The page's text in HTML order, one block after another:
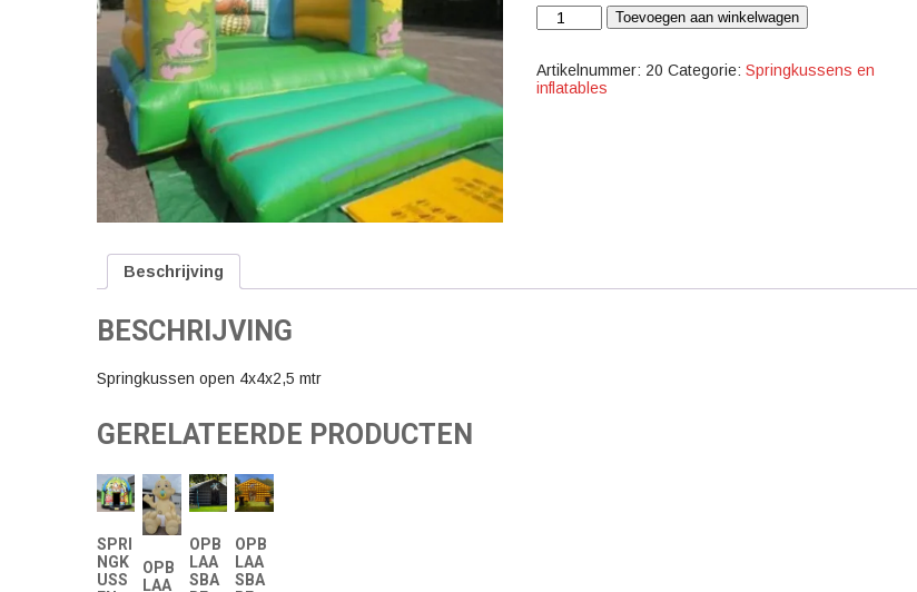
Springkussen
open
mtr
aantal
Toevoegen aan winkelwagen
Artikelnummer: 20 Categorie:Springkussens en
inflatables
Beschrijving
BESCHRIJVING
Springkussen open 4x4x2,5 mtr
GERELATEERDE PRODUCTEN
SPRI
NGK
USS
OPB
LAA
OPB
LAA
SBA
OPB
LAA
SBA